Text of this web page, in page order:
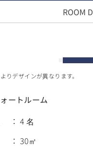
ROOM
りデザインが異なります。
ートルーム
4 名
30